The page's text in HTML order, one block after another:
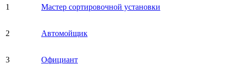
1 Мастер сортировочной установки
2 Автомойщик
3 Официант